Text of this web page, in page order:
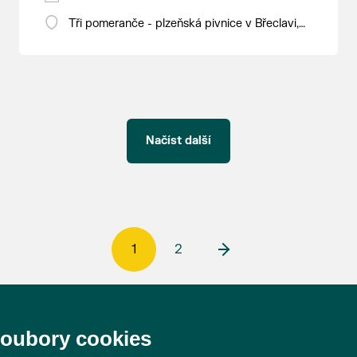
Sayko aka Spofforth
Tři pomeranče - plzeňská pivnice v Břeclavi,
Načíst další
1 2
cookies